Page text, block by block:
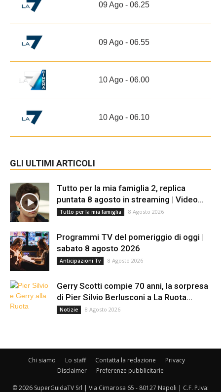
09 Ago - 06.25
09 Ago - 06.55
10 Ago - 06.00
10 Ago - 06.10
GLI ULTIMI ARTICOLI
Tutto per la mia famiglia 2, replica
puntata 8 agosto in streaming | Video...
Tutto per la mia famiglia 8 Agosto 2026
Programmi TV del pomeriggio di oggi |
sabato 8 agosto 2026
Anticipazioni Tv 8 Agosto 2026
Gerry Scotti compie 70 anni, la sorpresa
di Pier Silvio Berlusconi a La Ruota...
Notizie 8 Agosto 2026
Chi siamo Lo staff Contatta la redazione
Privacy
Disclaimer
Preferenze pubblicitarie
© 2026 SuperGuidaTV Srl | Via Cimarosa 65 - 80127 Napoli | C.F. P.Iva: